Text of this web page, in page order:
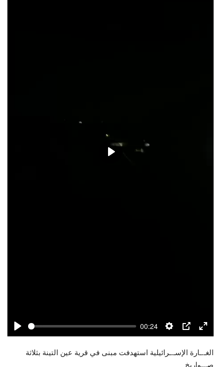
Play
00:24
Settings
PIP
Enter
الغـ.ـارة الإسـ.ـرائيلية استهدفت مبنى في قرية عين التينة بثلاثة
صـ.ـواريخ